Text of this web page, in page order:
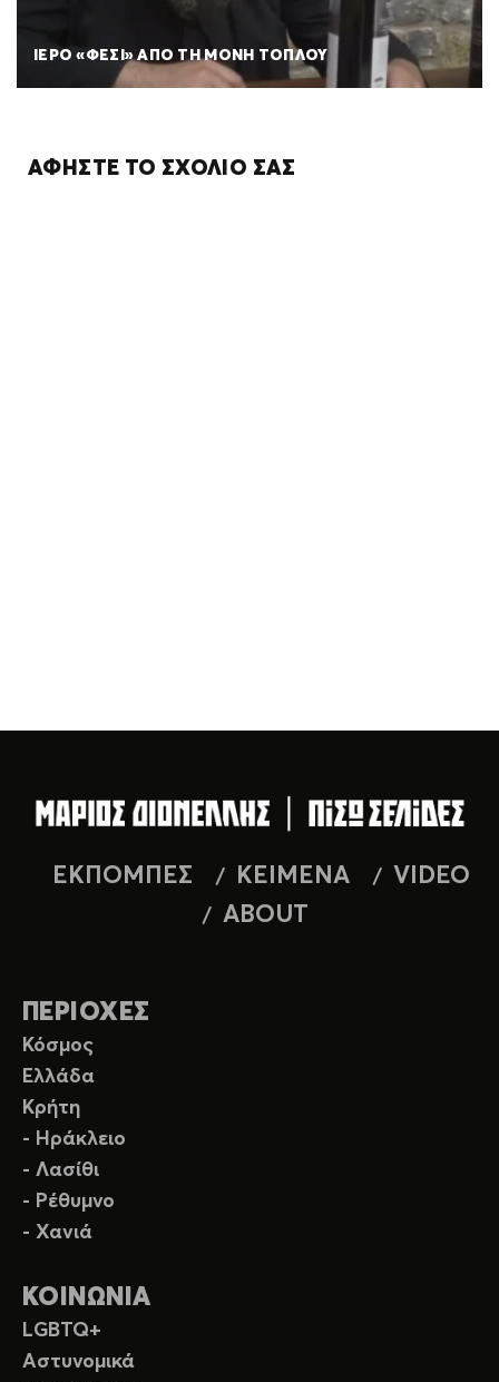
ΙΕΡΟ «ΦΕΣΙ» ΑΠΟ ΤΗ ΜΟΝΗ ΤΟΠΛΟΥ
ΑΦΉΣΤΕ ΤΟ ΣΧΌΛΙΌ ΣΑΣ
ΕΚΠΟΜΠΕΣ ΚΕΙΜΕΝΑ
VIDEO
ABOUT
ΠΕΡΙΟΧΕΣ
Κόσμος
Ελλάδα
Κρήτη
- Ηράκλειο
- Λασίθι
- Ρέθυμνο
- Χανιά
ΚΟΙΝΩΝΙΑ
LGBTQ+
Αστυνομικά